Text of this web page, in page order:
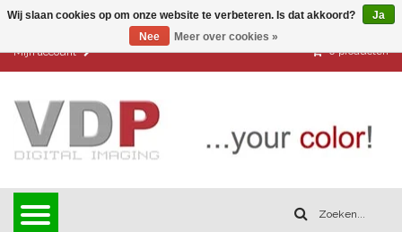
Mijn account 0 producten
Wij slaan cookies op om onze website te verbeteren. Is dat akkoord?
Ja
Nee
Meer over cookies »